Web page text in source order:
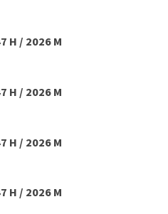
H / 2026 M
H / 2026 M
H / 2026 M
H / 2026 M